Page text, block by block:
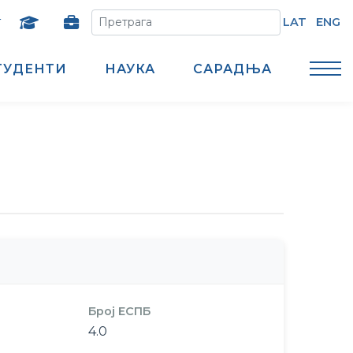
LAT ENG
НАУКА САРАДЊА
Број ЕСПБ
4.0